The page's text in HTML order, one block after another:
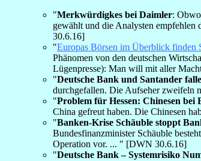
"Merkwürdigkes bei Daimler:
gewählt und die Analysten
30.6.16]
"Europas Börsen im Überblick finden
Phänomen von den deutschen
Lügenpresse): Man will mit aller
"Deutsche Bank und Santander
durchgefallen. Die Aufseher zweifeln
"Problem für Hessen: Chinesen
China gefreut haben. Die Chinesen
"Banken-Krise Schäuble stoppt
Bundesfinanzminister Schäuble
Operation vor. ... " [DWN 30.6.16]
"Deutsche Bank – Systemrisiko